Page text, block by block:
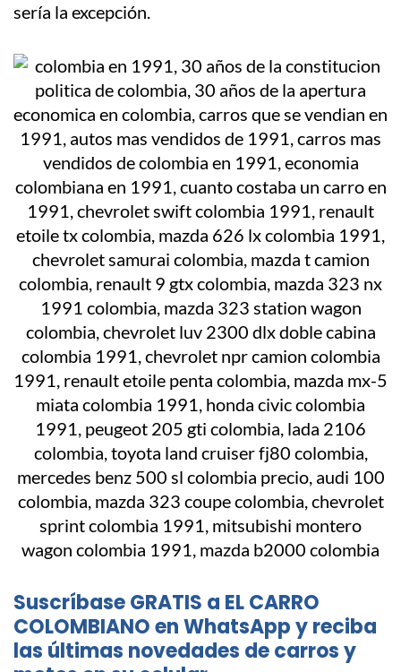
sería la excepción.
Suscríbase GRATIS a EL CARRO
COLOMBIANO en WhatsApp y reciba
las últimas novedades de carros y